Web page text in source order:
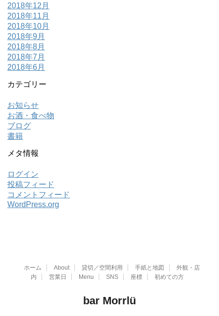
2018年12月
2018年11月
2018年10月
2018年9月
2018年8月
2018年7月
2018年6月
カテゴリー
お知らせ
お酒・食べ物
ブログ
書籍
メタ情報
ログイン
投稿フィード
コメントフィード
WordPress.org
ホーム About 貸切／空間利用 手紙と地図
外観・店
内
営業日 Menu SNS 座標 初めての方
bar Morrlü